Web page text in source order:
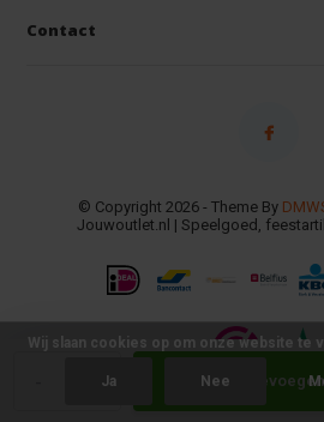
+
Contact
© Copyright 2026 - Theme By
Jouwoutlet.nl | Speelgoed,
Wij slaan cookies op om onze website te
Ja Nee